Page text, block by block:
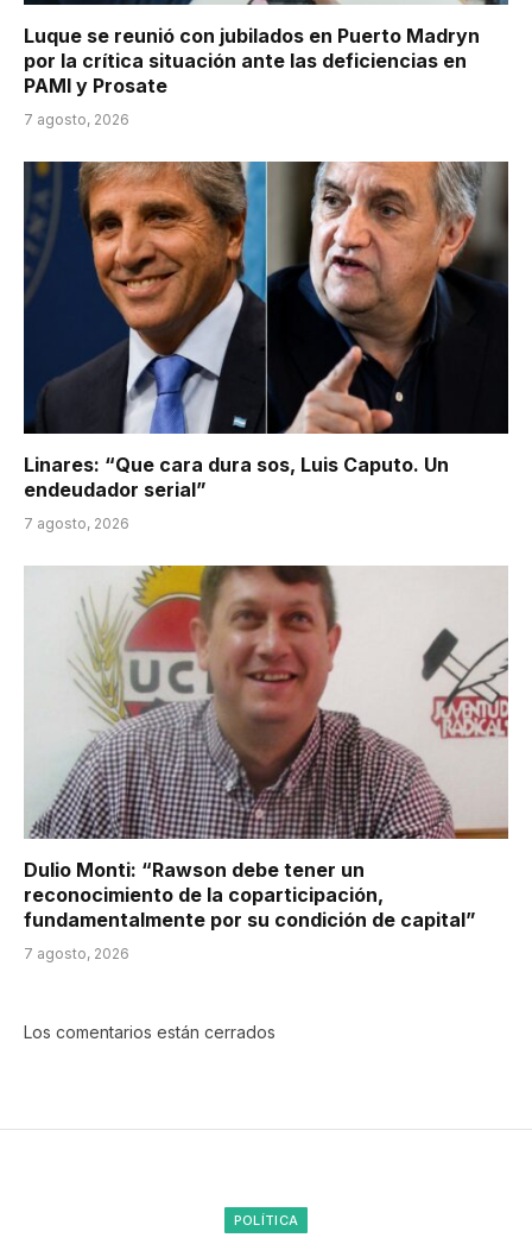
Luque se reunió con jubilados en Puerto Madryn
por la crítica situación ante las deficiencias en
PAMI y Prosate
7 agosto, 2026
Linares: “Que cara dura sos, Luis Caputo. Un
endeudador serial”
7 agosto, 2026
Dulio Monti: “Rawson debe tener un
reconocimiento de la coparticipación,
fundamentalmente por su condición de capital”
7 agosto, 2026
Los comentarios están cerrados
POLÍTICA